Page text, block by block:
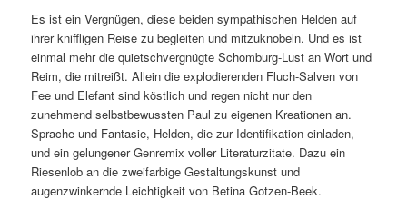
Es ist ein Vergnügen, diese beiden sympathischen Helden auf
ihrer kniffligen Reise zu begleiten und mitzuknobeln. Und es ist
einmal mehr die quietschvergnügte Schomburg-Lust an Wort und
Reim, die mitreißt. Allein die explodierenden Fluch-Salven von
Fee und Elefant sind köstlich und regen nicht nur den
zunehmend selbstbewussten Paul zu eigenen Kreationen an.
Sprache und Fantasie, Helden, die zur Identifikation einladen,
und ein gelungener Genremix voller Literaturzitate. Dazu ein
Riesenlob an die zweifarbige Gestaltungskunst und
augenzwinkernde Leichtigkeit von Betina Gotzen-Beek.